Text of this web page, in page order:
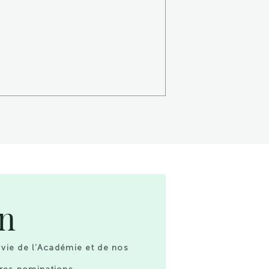
de l’Académie et de nos